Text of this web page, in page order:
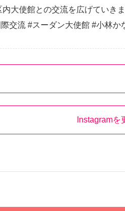
大使館との交流を広げていき
交流 #スーダン大使館 #小林か
Instagramを